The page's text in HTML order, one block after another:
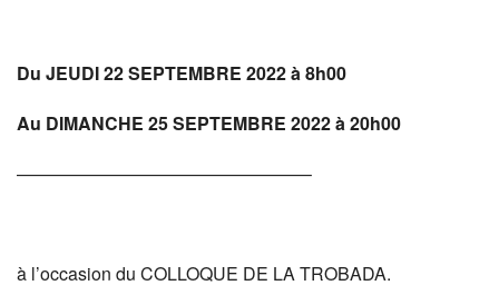
Du JEUDI 22 SEPTEMBRE 2022 à 8h00
Au DIMANCHE 25 SEPTEMBRE 2022 à 20h00
————————————————–
à l’occasion du COLLOQUE DE LA TROBADA.